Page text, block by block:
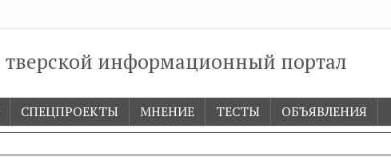
тверской информационный портал
СПЕЦПРОЕКТЫ МНЕНИЕ ТЕСТЫ ОБЪЯВЛЕНИЯ